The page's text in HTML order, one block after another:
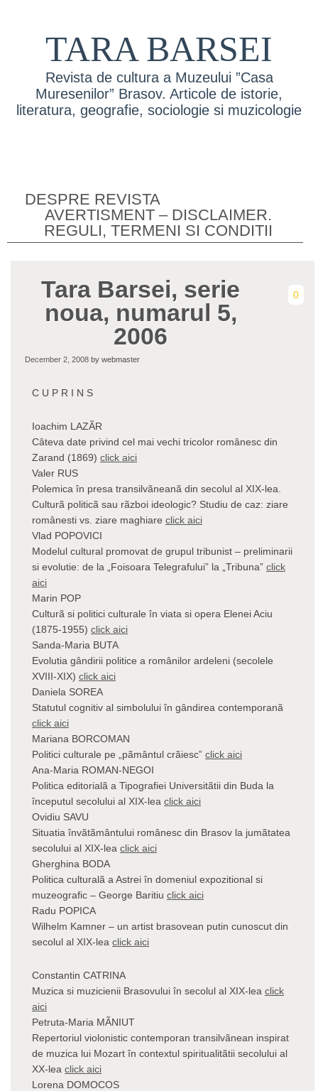
TARA BARSEI
Revista de cultura a Muzeului ”Casa
Muresenilor” Brasov. Articole de istorie,
literatura, geografie, sociologie si muzicologie
DESPRE REVISTA
AVERTISMENT – DISCLAIMER.
REGULI, TERMENI SI CONDITII
Tara Barsei, serie
noua, numarul 5,
2006
0
December 2, 2008 by webmaster
C U P R I N S
Ioachim LAZÃR
Câteva date privind cel mai vechi tricolor românesc din
Zarand (1869) click aici
Valer RUS
Polemica în presa transilvãneanã din secolul al XIX-lea.
Culturã politicã sau rãzboi ideologic? Studiu de caz: ziare
românesti vs. ziare maghiare click aici
Vlad POPOVICI
Modelul cultural promovat de grupul tribunist – preliminarii
si evolutie: de la „Foisoara Telegrafului” la „Tribuna” click
aici
Marin POP
Culturã si politici culturale în viata si opera Elenei Aciu
(1875-1955) click aici
Sanda-Maria BUTA
Evolutia gândirii politice a românilor ardeleni (secolele
XVIII-XIX) click aici
Daniela SOREA
Statutul cognitiv al simbolului în gândirea contemporanã
click aici
Mariana BORCOMAN
Politici culturale pe „pãmântul crãiesc” click aici
Ana-Maria ROMAN-NEGOI
Politica editorialã a Tipografiei Universitãtii din Buda la
începutul secolului al XIX-lea click aici
Ovidiu SAVU
Situatia învãtãmântului românesc din Brasov la jumãtatea
secolului al XIX-lea click aici
Gherghina BODA
Politica culturalã a Astrei în domeniul expozitional si
muzeografic – George Baritiu click aici
Radu POPICA
Wilhelm Kamner – un artist brasovean putin cunoscut din
secolul al XIX-lea click aici
Constantin CATRINA
Muzica si muzicienii Brasovului în secolul al XIX-lea click
aici
Petruta-Maria MÃNIUT
Repertoriul violonistic contemporan transilvãnean inspirat
de muzica lui Mozart în contextul spiritualitãtii secolului al
XX-lea click aici
Lorena DOMOCOS